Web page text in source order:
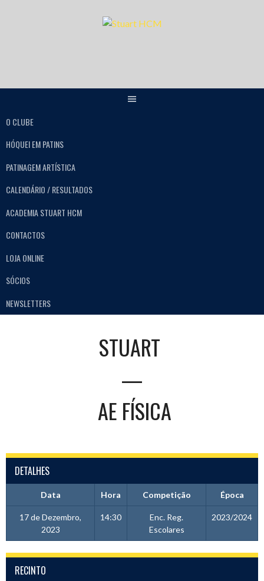
O CLUBE
HÓQUEI EM PATINS
PATINAGEM ARTÍSTICA
CALENDÁRIO / RESULTADOS
ACADEMIA STUART HCM
CONTACTOS
LOJA ONLINE
SÓCIOS
NEWSLETTERS
STUART
—
AE FÍSICA
DETALHES
Data Hora Competição Época
17 de Dezembro,
2023
14:30
Enc. Reg.
Escolares
2023/2024
RECINTO